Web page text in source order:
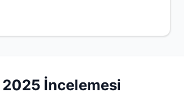
İncelemesi